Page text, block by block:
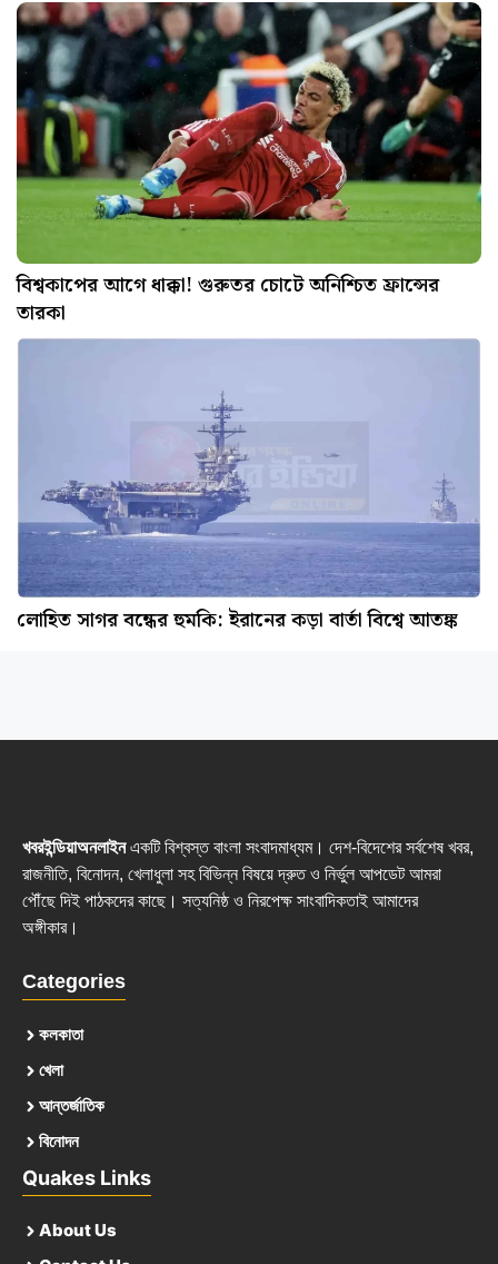
বিশ্বকাপের আগে ধাক্কা! গুরুতর চোটে অনিশ্চিত ফ্রান্সের
তারকা
লোহিত সাগর বন্ধের হুমকি: ইরানের কড়া বার্তা বিশ্বে আতঙ্ক
খবরইন্ডিয়াঅনলাইনএকটি বিশ্বস্ত বাংলা সংবাদমাধ্যম। দেশ-বিদেশের সর্বশেষ খবর,
রাজনীতি, বিনোদন, খেলাধুলা সহ বিভিন্ন বিষয়ে দ্রুত ও নির্ভুল আপডেট আমরা
পৌঁছে দিই পাঠকদের কাছে। সত্যনিষ্ঠ ও নিরপেক্ষ সাংবাদিকতাই আমাদের
অঙ্গীকার।
Categories
কলকাতা
খেলা
আন্তর্জাতিক
বিনোদন
Quakes Links
About Us